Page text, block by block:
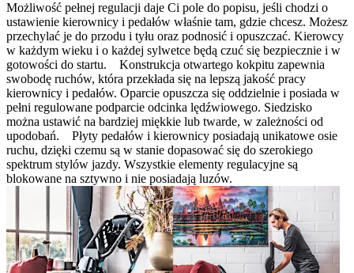
Możliwość pełnej regulacji daje Ci pole do popisu, jeśli chodzi o
ustawienie kierownicy i pedałów właśnie tam, gdzie chcesz. Możesz
przechylać je do przodu i tyłu oraz podnosić i opuszczać. Kierowcy
w każdym wieku i o każdej sylwetce będą czuć się bezpiecznie i w
gotowości do startu. Konstrukcja otwartego kokpitu zapewnia
swobodę ruchów, która przekłada się na lepszą jakość pracy
kierownicy i pedałów. Oparcie opuszcza się oddzielnie i posiada w
pełni regulowane podparcie odcinka lędźwiowego. Siedzisko
można ustawić na bardziej miękkie lub twarde, w zależności od
upodobań. Płyty pedałów i kierownicy posiadają unikatowe osie
ruchu, dzięki czemu są w stanie dopasować się do szerokiego
spektrum stylów jazdy. Wszystkie elementy regulacyjne są
blokowane na sztywno i nie posiadają luzów.